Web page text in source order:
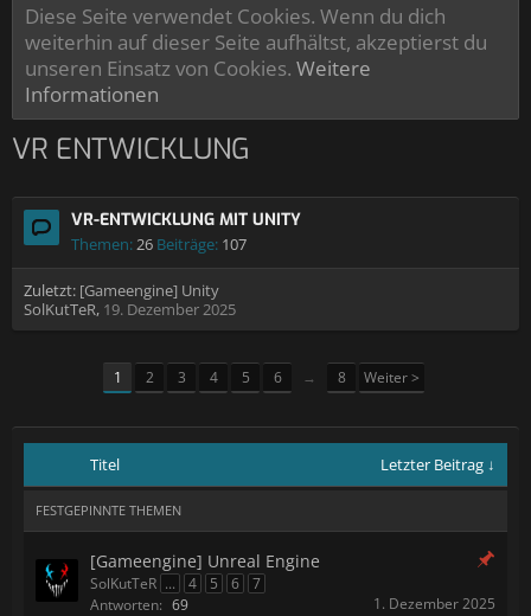
Diese Seite verwendet Cookies. Wenn du dich
weiterhin auf dieser Seite aufhältst, akzeptierst du
unseren Einsatz von Cookies. Weitere
Informationen
VR ENTWICKLUNG
VR-ENTWICKLUNG MIT UNITY
Themen:26 Beiträge: 107
Zuletzt: [Gameengine] Unity
SolKutTeR, 19. Dezember 2025
1 2 3 4 5 6 → 8 Weiter >
Titel Letzter Beitrag ↓
FESTGEPINNTE THEMEN
[Gameengine] Unreal Engine
SolKutTeR ... 4 5 6
7
Antworten: 69 1. Dezember 2025